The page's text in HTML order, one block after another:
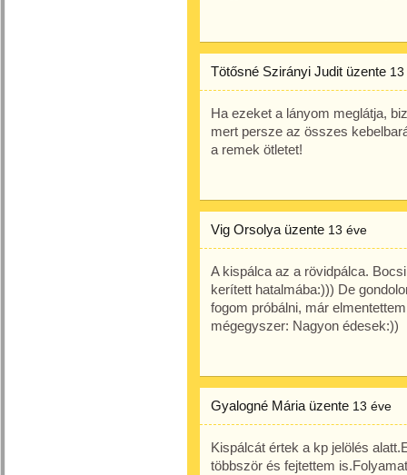
Tötősné Szirányi Judit üzente
Ha ezeket a lányom meglátja,
mert persze az összes
a remek ötletet!
Vig Orsolya üzente 13 éve
A kispálca az a rövidpálca.
kerített hatalmába:))) De
fogom próbálni, már
mégegyszer: Nagyon édesek:))
Gyalogné Mária üzente 13 éve
Kispálcát értek a kp jelölés
többször és fejtettem